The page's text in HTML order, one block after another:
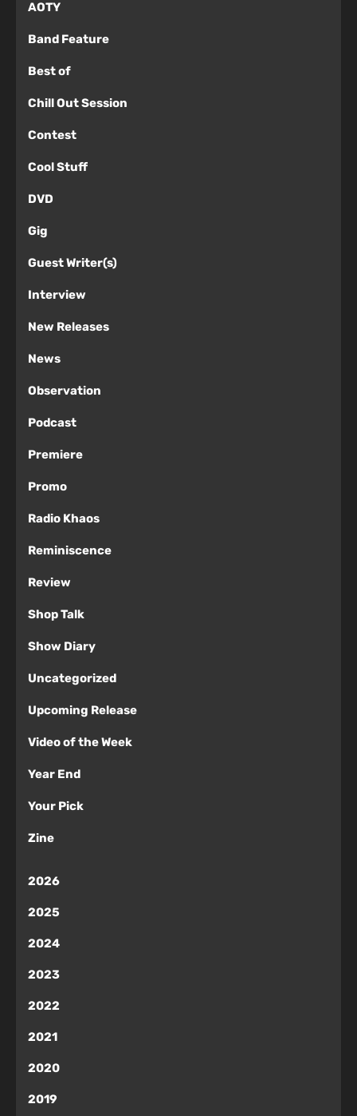
AOTY
Band Feature
Best of
Chill Out Session
Contest
Cool Stuff
DVD
Gig
Guest Writer(s)
Interview
New Releases
News
Observation
Podcast
Premiere
Promo
Radio Khaos
Reminiscence
Review
Shop Talk
Show Diary
Uncategorized
Upcoming Release
Video of the Week
Year End
Your Pick
Zine
2026
2025
2024
2023
2022
2021
2020
2019